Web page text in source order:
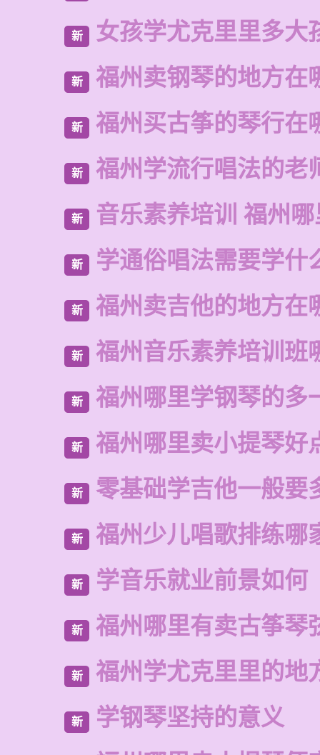
新 女孩学尤克里里多大
新 福州卖钢琴的地方在
新 福州买古筝的琴行在
新 福州学流行唱法的老
新 音乐素养培训 福州
新 学通俗唱法需要学什
新 福州卖吉他的地方在
新 福州音乐素养培训班
新 福州哪里学钢琴的多
新 福州哪里卖小提琴好
新 零基础学吉他一般要
新 福州少儿唱歌排练哪
新 学音乐就业前景如何
新 福州哪里有卖古筝琴
新 福州学尤克里里的地
新
学钢琴坚持的意义